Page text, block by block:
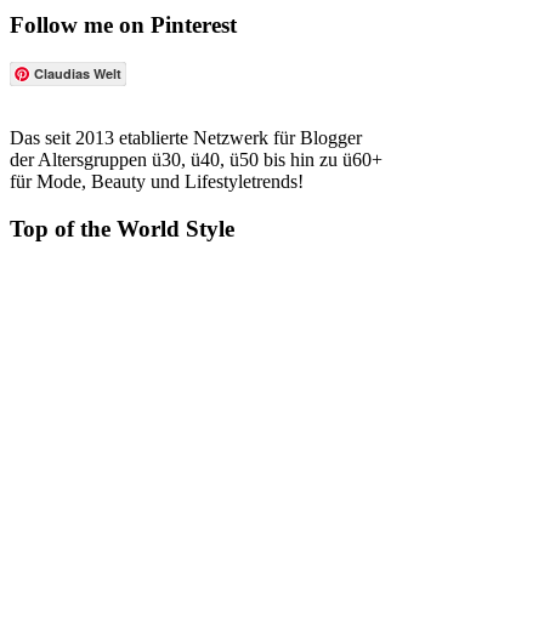
Follow me on Pinterest
Claudias Welt
Das seit 2013 etablierte Netzwerk für Blogger
der Altersgruppen ü30, ü40, ü50 bis hin zu ü60+
für Mode, Beauty und Lifestyletrends!
Top of the World Style